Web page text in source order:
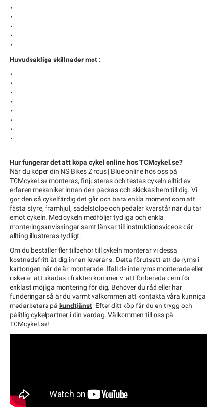
•
•
•
•
•
Huvudsakliga skillnader mot :
•
•
•
•
•
•
•
•
Hur fungerar det att köpa cykel online hos TCMcykel.se?
När du köper din NS Bikes Zircus | Blue online hos oss på
TCMcykel.se monteras, finjusteras och testas cykeln alltid av
erfaren mekaniker innan den packas och skickas hem till dig. Vi
gör den så cykelfärdig det går och bara enkla moment som att
fästa styre, framhjul, sadelstolpe och pedaler kvarstår när du tar
emot cykeln. Med cykeln medföljer tydliga och enkla
monteringsanvisningar samt länkar till instruktionsvideos där
allting illustreras tydligt.
Om du beställer fler tillbehör till cykeln monterar vi dessa
kostnadsfritt åt dig innan leverans. Detta förutsatt att de ryms i
kartongen när de är monterade. Ifall de inte ryms monterade eller
riskerar att skadas i frakten kommer vi att förbereda dem för
enklast möjliga montering för dig. Behöver du råd eller har
funderingar så är du varmt välkommen att kontakta våra kunniga
medarbetare på kundtjänst. Efter ditt köp får du en trygg och
pålitlig cykelpartner i din vardag. Välkommen till oss på
TCMcykel.se!